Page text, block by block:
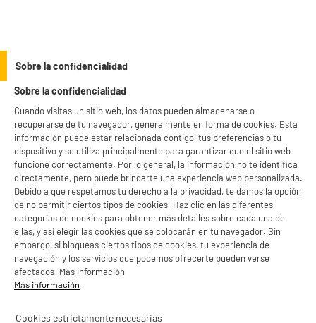
Fregasuelos Mapeado Láser Autonomía 150min E30
Sobre la confidencialidad
Sobre la confidencialidad
Cuando visitas un sitio web, los datos pueden almacenarse o
recuperarse de tu navegador, generalmente en forma de cookies. Esta
información puede estar relacionada contigo, tus preferencias o tu
dispositivo y se utiliza principalmente para garantizar que el sitio web
funcione correctamente. Por lo general, la información no te identifica
directamente, pero puede brindarte una experiencia web personalizada.
Debido a que respetamos tu derecho a la privacidad, te damos la opción
de no permitir ciertos tipos de cookies. Haz clic en las diferentes
categorías de cookies para obtener más detalles sobre cada una de
ellas, y así elegir las cookies que se colocarán en tu navegador. Sin
embargo, si bloqueas ciertos tipos de cookies, tu experiencia de
navegación y los servicios que podemos ofrecerte pueden verse
afectados. Más información
Más información
Cookies estrictamente necesarias